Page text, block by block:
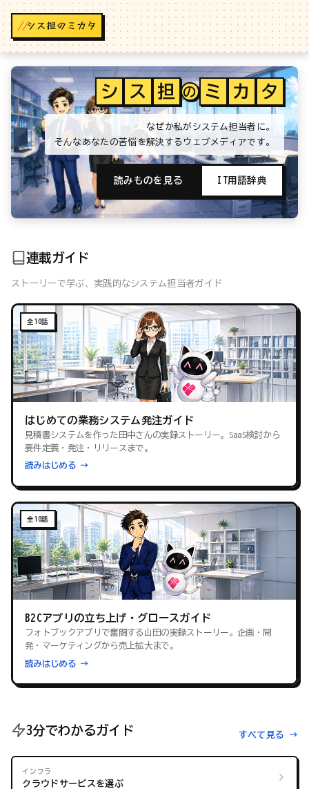
//
シ ス 担 の ミ カ タ
なぜか私がシステム担当者に。
そんなあなたの苦悩を解決するウェブメディアです。
読みものを見る IT用語辞典
連載ガイド
ストーリーで学ぶ、実践的なシステム担当者ガイド
全10話
はじめての業務システム発注ガイド
見積書システムを作った田中さんの実録ストーリー。SaaS検討から
要件定義・発注・リリースまで。
読みはじめる →
全10話
B2Cアプリの立ち上げ・グロースガイド
フォトブックアプリで奮闘する山田の実録ストーリー。企画・開
発・マーケティングから売上拡大まで。
読みはじめる →
3分でわかるガイド すべて見る →
インフラ
クラウドサービスを選ぶ